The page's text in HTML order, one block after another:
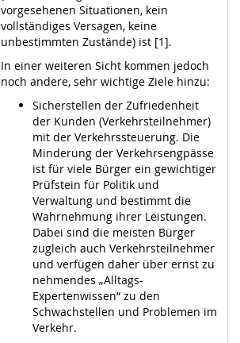
vorgesehenen Situationen, kein
vollständiges Versagen, keine
unbestimmten Zustände) ist [1].
In einer weiteren Sicht kommen jedoch
noch andere, sehr wichtige Ziele hinzu:
Sicherstellen der Zufriedenheit
der Kunden (Verkehrsteilnehmer)
mit der Verkehrssteuerung. Die
Minderung der Verkehrsengpässe
ist für viele Bürger ein gewichtiger
Prüfstein für Politik und
Verwaltung und bestimmt die
Wahrnehmung ihrer Leistungen.
Dabei sind die meisten Bürger
zugleich auch Verkehrsteilnehmer
und verfügen daher über ernst zu
nehmendes „Alltags-
Expertenwissen“ zu den
Schwachstellen und Problemen im
Verkehr.